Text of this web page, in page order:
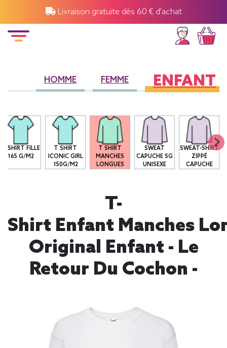
Livraison gratuite dès 60 € d'achat
HOMME FEMME ENFANT
T-SHIRT FILLE
165 G/M2
T SHIRT
ICONIC GIRL
150G/M2
T SHIRT
MANCHES
LONGUES
SWEAT
CAPUCHE SG
UNISEXE
SWEAT-SHIRT
ZIPPÉ
CAPUCHE
T-
Shirt Enfant Manches
Original Enfant - Le
Retour Du Cochon -